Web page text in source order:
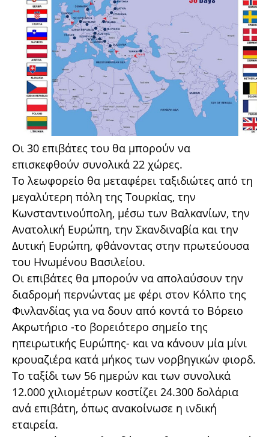
Οι 30 επιβάτες του θα μπορούν να
επισκεφθούν συνολικά 22 χώρες.
Το λεωφορείο θα μεταφέρει ταξιδιώτες από τη
μεγαλύτερη πόλη της Τουρκίας, την
Κωνσταντινούπολη, μέσω των Βαλκανίων, την
Ανατολική Ευρώπη, την Σκανδιναβία και την
Δυτική Ευρώπη, φθάνοντας στην πρωτεύουσα
του Ηνωμένου Βασιλείου.
Οι επιβάτες θα μπορούν να απολαύσουν την
διαδρομή περνώντας με φέρι στον Κόλπο της
Φινλανδίας για να δουν από κοντά το Βόρειο
Ακρωτήριο -το βορειότερο σημείο της
ηπειρωτικής Ευρώπης- και να κάνουν μία μίνι
κρουαζιέρα κατά μήκος των νορβηγικών φιορδ.
Το ταξίδι των 56 ημερών και των συνολικά
12.000 χιλιομέτρων κοστίζει 24.300 δολάρια
ανά επιβάτη, όπως ανακοίνωσε η ινδική
εταιρεία.